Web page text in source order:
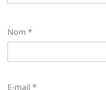
Nom *
E-mail *